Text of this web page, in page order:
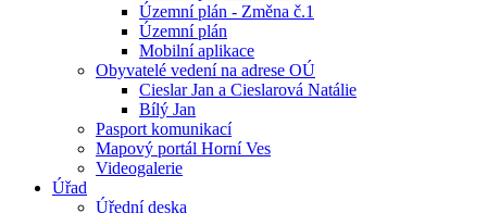
Územní plán - Změna č.1
Územní plán
Mobilní aplikace
Obyvatelé vedení na adrese OÚ
Cieslar Jan a Cieslarová Natálie
Bílý Jan
Pasport komunikací
Mapový portál Horní Ves
Videogalerie
Úřad
Úřední deska